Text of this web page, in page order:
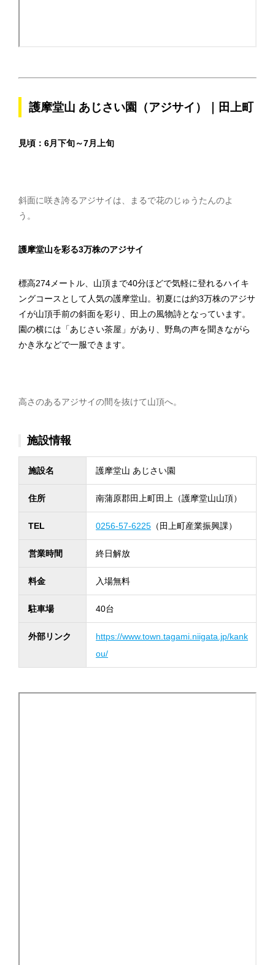
護摩堂山 あじさい園（アジサイ）｜田上町
見頃：6月下旬～7月上旬
斜面に咲き誇るアジサイは、まるで花のじゅうたんのよ
う。
護摩堂山を彩る3万株のアジサイ
標高274メートル、山頂まで40分ほどで気軽に登れるハイキ
ングコースとして人気の護摩堂山。初夏には約3万株のアジサ
イが山頂手前の斜面を彩り、田上の風物詩となっています。
園の横には「あじさい茶屋」があり、野鳥の声を聞きながら
かき氷などで一服できます。
高さのあるアジサイの間を抜けて山頂へ。
施設情報
施設名 護摩堂山 あじさい園
住所 南蒲原郡田上町田上（護摩堂山山頂）
TEL 0256-57-6225 （田上町産業振興課）
営業時間 終日解放
料金 入場無料
駐車場 40台
外部リンク
https://www.town.tagami.niigata.jp/kank
ou/